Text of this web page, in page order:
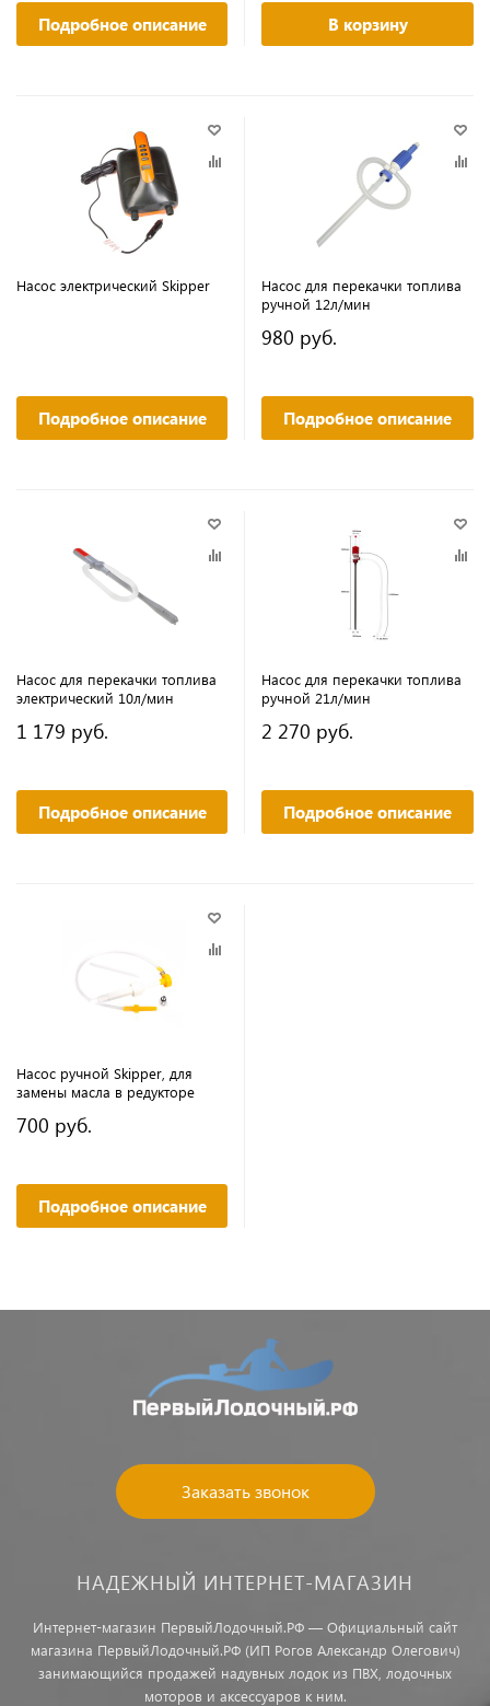
Подробное описание В корзину
Насос электрический Skipper
Подробное описание
Насос для перекачки топлива
ручной 12л/мин
980 руб.
Подробное описание
Насос для перекачки топлива
электрический 10л/мин
1 179 руб.
Подробное описание
Насос для перекачки топлива
ручной 21л/мин
2 270 руб.
Подробное описание
Насос ручной Skipper, для
замены масла в редукторе
700 руб.
Подробное описание
Заказать звонок
НАДЕЖНЫЙ ИНТЕРНЕТ-МАГАЗИН
Интернет-магазин ПервыйЛодочный.РФ — Официальный сайт
магазина ПервыйЛодочный.РФ (ИП Рогов Александр Олегович)
занимающийся продажей надувных лодок из ПВХ, лодочных
моторов и аксессуаров к ним.